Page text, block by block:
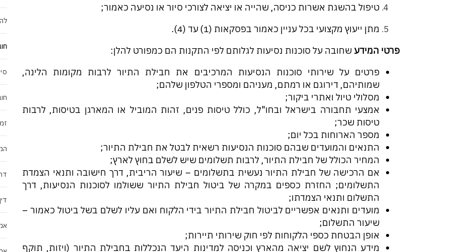
טיפול בהשגת אשרות כניסה, שהייה או יציאה לצורכי סיור או נסיעה כאמור;
מתן ייעוץ מקצועי בכל עניין כאמור בפסקאות (1) עד (4).
פרטי המידע שחובה על סוכנות נסיעות לגלותם לפי התקנות הם כמפורט להלן:
פרטים על שירותי סוכנות הנסיעות המרכיבים את חבילת התיור לרבות מקומות הלינה,
שמותיהם, דירוגם או רמתם, מעניהם ומספרי הטלפון שלהם;
מסלולי טיול ואתרי ביקור;
אמצעי תחבורה בישראל ובחו"ל, כולל טיסות פנים, זהות המוביל או המארגן בטיסות, לרבות
טיסות שכר;
מספר הארוחות בכל יום;
התנאים והמועדים שבהם סוכנות הנסיעות רשאית לבטל את חבילת התיור;
המחיר הכולל של חבילת התיור, לרבות תשלומים שיש לשלם בחוץ לארץ;
אם הרכישה של חבילת התיור נעשית בתשלומים – שיעור הריבית, דרך חישובה ותנאי הצמדת
התשלומים; החזרת כספים במקרה של ביטול חבילת התיור ששולמו לסוכנות הנסיעות, דרך
התשלום ותנאי הצמדתו;
מועדים ותנאים אפשריים לביטול חבילת התיור בידי הלקוח ואם עליו לשלם בשל ביטול כאמור –
שיעור התשלום;
אופן הבטחת כספי הלקוחות לפי חוק שירותי תיירות;
מידע הנחוץ לשם יציאה מהארץ וכניסה למדינות היעד הנכללות בחבילת התיור (ויזות, תוקף